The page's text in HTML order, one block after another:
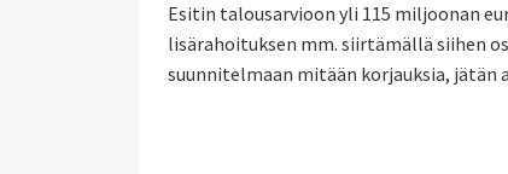
Esitin talousarvioon yli 115 miljoonan
lisärahoituksen mm. siirtämällä siihen
suunnitelmaan mitään korjauksia, jätän